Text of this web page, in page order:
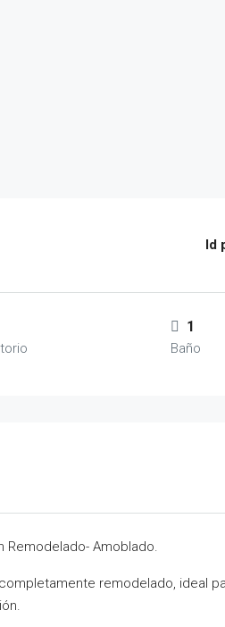
Id
1
Baño
Remodelado- Amoblado.
remodelado, ideal